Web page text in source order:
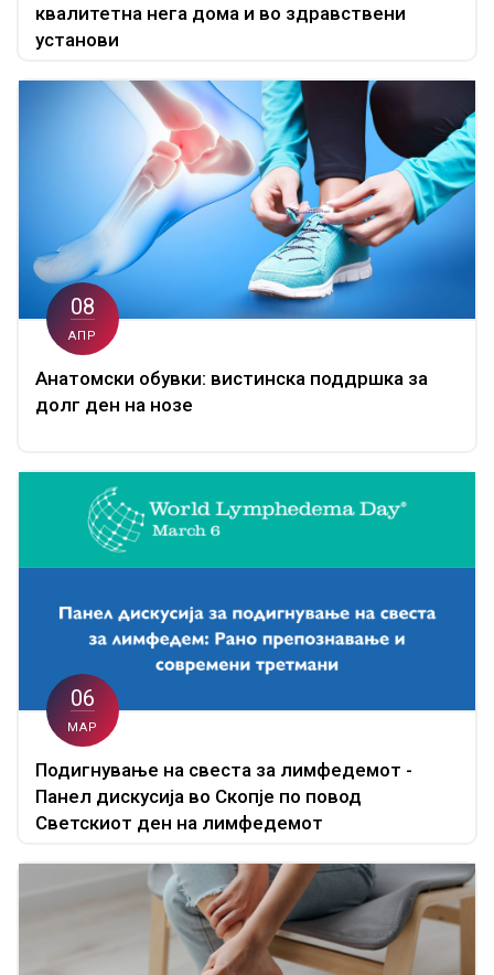
квалитетна нега дома и во здравствени
установи
08
АПР
Анатомски обувки: вистинска поддршка за
долг ден на нозе
06
МАР
Подигнување на свеста за лимфедемот -
Панел дискусија во Скопје по повод
Светскиот ден на лимфедемот